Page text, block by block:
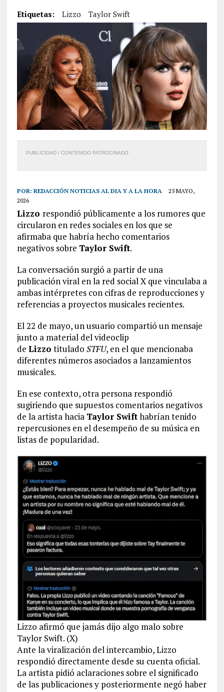
Etiquetas: Lizzo Taylor Swift
PUBLICIDAD / CONTENIDO PATROCINADO
POR: REDACCIÓN NOTICIAS AL DIA Y A LA HORA
25 MAYO,
2026
Lizzo respondió públicamente a los rumores que
circularon en redes sociales en los que se
afirmaba que habría hecho comentarios
negativos sobre Taylor Swift.
La conversación surgió a partir de una
publicación viral en la red social X que vinculaba a
ambas intérpretes con cifras de reproducciones y
referencias a proyectos musicales recientes.
El 22 de mayo, un usuario compartió un mensaje
junto a material del videoclip
de Lizzo titulado STFU, en el que mencionaba
diferentes números asociados a lanzamientos
musicales.
En ese contexto, otra persona respondió
sugiriendo que supuestos comentarios negativos
de la artista hacia Taylor Swifthabrían tenido
repercusiones en el desempeño de su música en
listas de popularidad.
Lizzo afirmó que jamás dijo algo malo sobre
Taylor Swift. (X)
Ante la viralización del intercambio, Lizzo
respondió directamente desde su cuenta oficial.
La artista pidió aclaraciones sobre el significado
de las publicaciones y posteriormente negó haber